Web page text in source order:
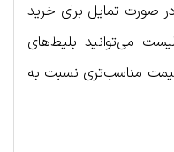
صورت تمایل برای خرید
می‌توانید بلیط‌های
قیمت مناسب‌تری نسبت به